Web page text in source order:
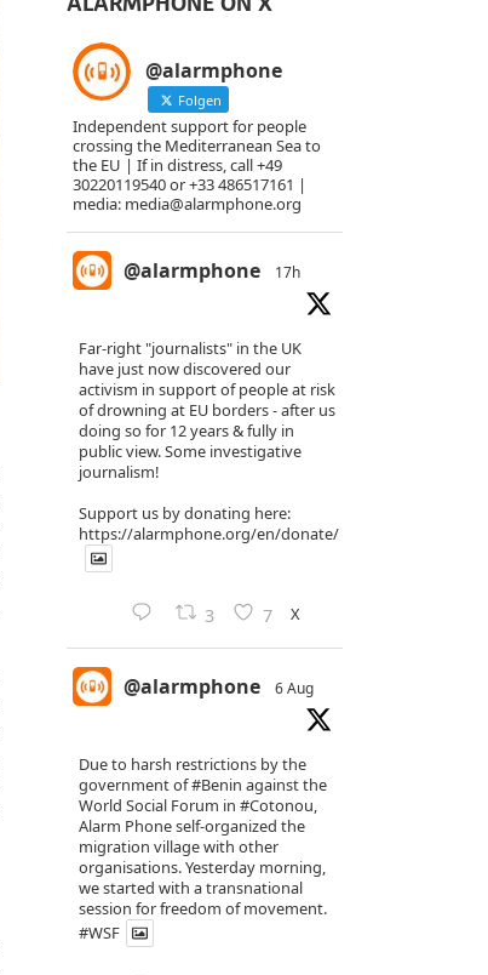
@alarmphone
Folgen
Independent support for people
crossing the Mediterranean Sea to
the EU | If in distress, call +49
30220119540 or +33 486517161 |
media: media@alarmphone.org
@alarmphone 17h
Far-right "journalists" in the UK
have just now discovered our
activism in support of people at risk
of drowning at EU borders - after us
doing so for 12 years & fully in
public view. Some investigative
journalism!
Support us by donating here:
https://alarmphone.org/en/donate/
3 7 X
@alarmphone 6 Aug
Due to harsh restrictions by the
government of#Benin against the
World Social Forum in #Cotonou,
Alarm Phone self-organized the
migration village with other
organisations. Yesterday morning,
we started with a transnational
session for freedom of movement.
#WSF